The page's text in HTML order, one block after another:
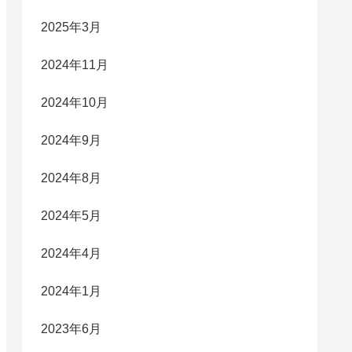
2025年3月
2024年11月
2024年10月
2024年9月
2024年8月
2024年5月
2024年4月
2024年1月
2023年6月